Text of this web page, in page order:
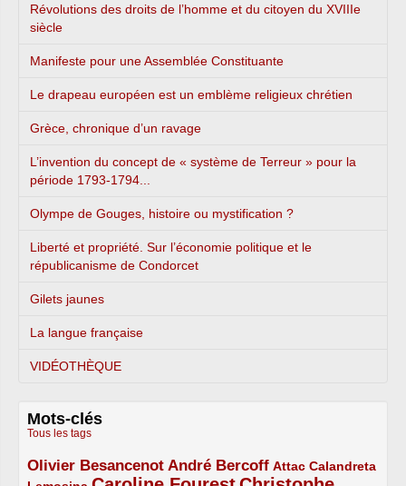
Révolutions des droits de l’homme et du citoyen du XVIIIe
siècle
Manifeste pour une Assemblée Constituante
Le drapeau européen est un emblème religieux chrétien
Grèce, chronique d’un ravage
L’invention du concept de « système de Terreur » pour la
période 1793-1794...
Olympe de Gouges, histoire ou mystification ?
Liberté et propriété. Sur l’économie politique et le
républicanisme de Condorcet
Gilets jaunes
La langue française
VIDÉOTHÈQUE
Mots-clés
Tous les tags
Olivier Besancenot
3/5 André Bercoff
3/5 Attac
2/5
Calandreta